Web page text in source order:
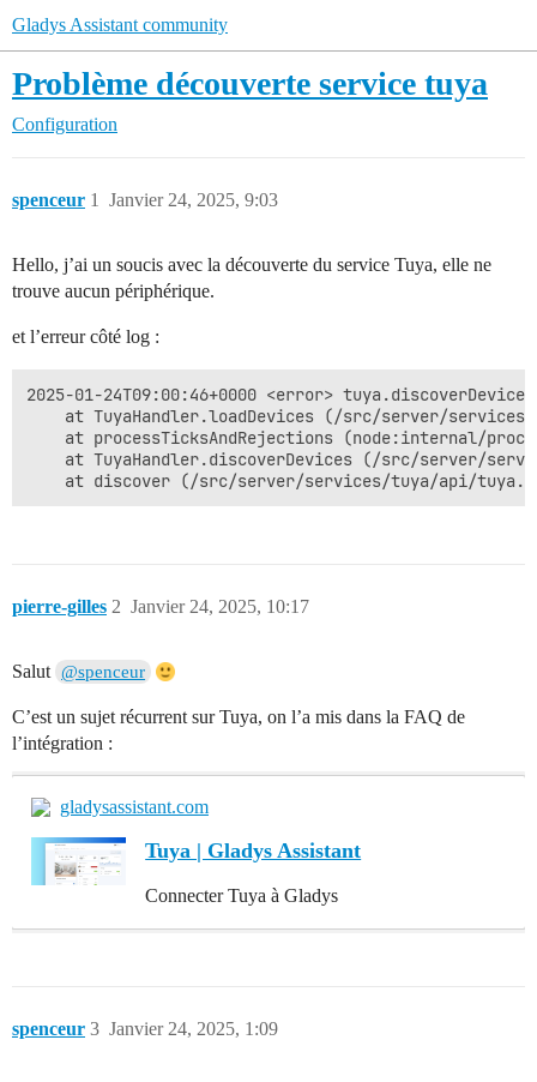
Gladys Assistant community
Problème découverte service tuya
Configuration
spenceur Janvier 24, 2025, 9:03
1
Hello, j’ai un soucis avec la découverte du service Tuya, elle ne
trouve aucun périphérique.
et l’erreur côté log :
2025-01-24T09:00:46+0000 <error>
at TuyaHandler.loadDevices (/src/server/
at processTicksAndRejections (node:internal/
at TuyaHandler.discoverDevices (/src/server/
pierre-gilles Janvier 24, 2025, 10:17
2
Salut @spenceur
C’est un sujet récurrent sur Tuya, on l’a mis dans la FAQ de
l’intégration :
gladysassistant.com
Tuya | Gladys Assistant
Connecter Tuya à Gladys
spenceur Janvier 24, 2025, 1:09
3